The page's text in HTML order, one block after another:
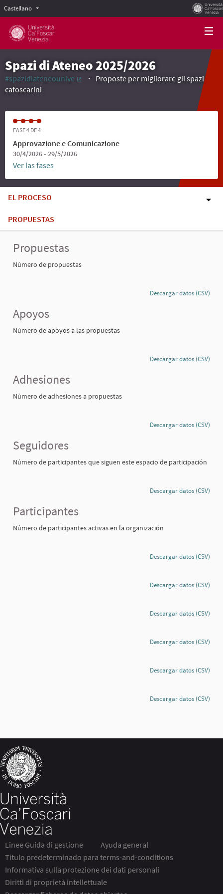
Castellano Scegli la lingua
Spazi di Ateneo 2025/2026
#spazidiateneounive
Proposte per migliorare gli spazi
cafoscarini
FASE 4 DE 4
Approvazione e Comunicazione
30/4/2026 - 29/5/2026
Ver las fases
EL PROCESO
PROPUESTAS
Propuestas
Número de propuestas
Descargar datos (CSV)
Apoyos
Número de apoyos a las propuestas
Descargar datos (CSV)
Adhesiones
Número de adhesiones a propuestas
Descargar datos (CSV)
Seguidores
Número de participantes que siguen este espacio de participación
Descargar datos (CSV)
Participantes
Número de participantes activas en la organización
Descargar datos (CSV)
Descargar datos (CSV)
Descargar datos (CSV)
Descargar datos (CSV)
Descargar datos (CSV)
Descargar datos (CSV)
Linee Guida di gestione
Ayuda general
Título predeterminado para terms-and-conditions
Informativa sulla protezione dei dati personali
Diritti di proprietà intellettuale